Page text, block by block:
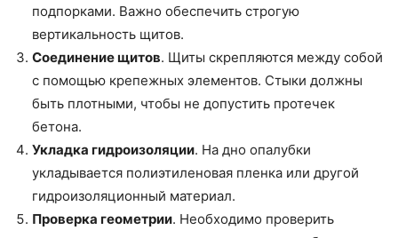
подпорками. Важно обеспечить строгую
вертикальность щитов.
Соединение щитов. Щиты скрепляются между собой
с помощью крепежных элементов. Стыки должны
быть плотными, чтобы не допустить протечек
бетона.
Укладка гидроизоляции. На дно опалубки
укладывается полиэтиленовая пленка или другой
гидроизоляционный материал.
Проверка геометрии. Необходимо проверить